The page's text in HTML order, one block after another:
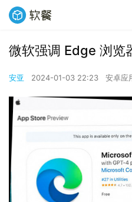
微软强调 Edge 浏览
安亚 2024-01-03 22:23 安卓应